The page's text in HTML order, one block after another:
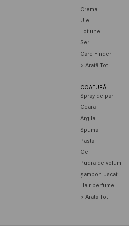
Crema
Ulei
Lotiune
Ser
Care Finder
> Arată Tot
COAFURĂ
Spray de par
Ceara
Argila
Spuma
Pasta
Gel
Pudra de volum
șampon uscat
Hair perfume
> Arată Tot